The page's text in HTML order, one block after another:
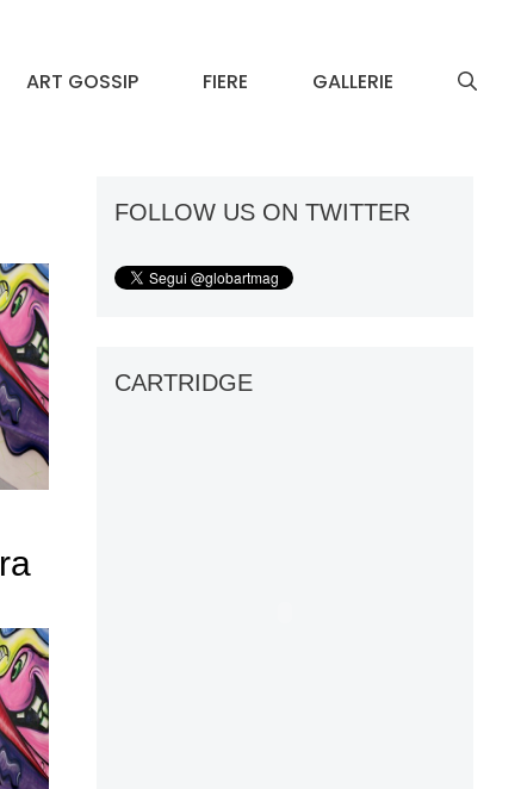
ART GOSSIP FIERE GALLERIE
FOLLOW US ON TWITTER
CARTRIDGE